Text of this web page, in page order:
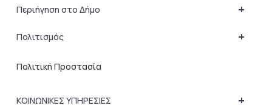
+
Περιήγηση στο Δήμο
+
Πολιτισμός
Πολιτική Προστασία
+
ΚΟΙΝΩΝΙΚΕΣ ΥΠΗΡΕΣΙΕΣ